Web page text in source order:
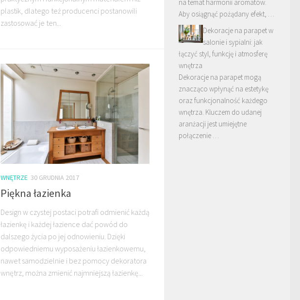
plastik, dlatego też producenci postanowili
zastosować je ten...
WNĘTRZE 30 GRUDNIA 2017
Piękna łazienka
Design w czystej postaci potrafi odmienić każdą
łazienkę i każdej łazience dać powód do
dalszego życia po jej odnowieniu. Dzięki
odpowiedniemu wyposażeniu łazienkowemu,
nawet samodzielnie i bez pomocy dekoratora
wnętrz, można zmienić najmniejszą łazienkę...
na temat harmonii aromatów.
Aby osiągnąć pożądany efekt, …
Dekoracje na parapet w
salonie i sypialni: jak
łączyć styl, funkcję i atmosferę
wnętrza
Dekoracje na parapet mogą
znacząco wpłynąć na estetykę
oraz funkcjonalność każdego
wnętrza. Kluczem do udanej
aranżacji jest umiejętne
połączenie …